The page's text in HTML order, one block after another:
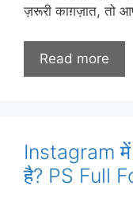
ज़रूरी काग़ज़ात, तो
Read more
Instagram में
है? PS Full